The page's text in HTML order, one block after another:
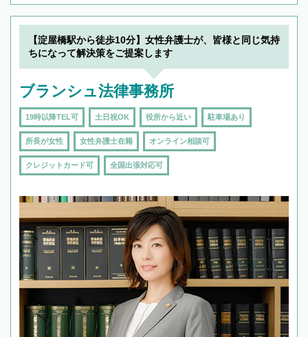
【淀屋橋駅から徒歩10分】女性弁護士が、皆様と同じ気持
ちになって解決策をご提案します
ブランシュ法律事務所
19時以降TEL可 土日祝OK 役所から近い 駐車場あり
所長が女性 女性弁護士在籍 オンライン相談可
クレジットカード可 全国出張対応可